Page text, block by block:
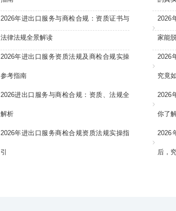
2026
家能
2026
究竟
2026
你了
2026
后，
2026年进出口服务与商检合规：资质证书与
法律法规全景解读
2026年进出口服务资质法规及商检合规实操
参考指南
2026进出口服务与商检合规：资质、法规全
解析
2026年进出口服务商检合规资质法规实操指
引